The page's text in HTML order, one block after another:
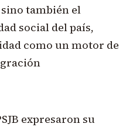
también el
social del país,
como un motor de
expresaron su